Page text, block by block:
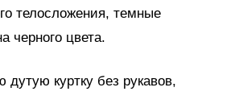
телосложения, темные
черного цвета.
куртку без рукавов,